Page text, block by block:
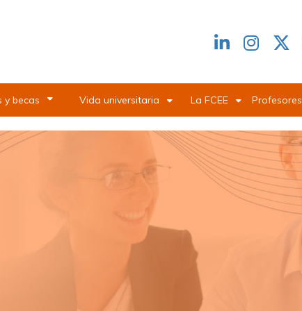
Redes
header
y becas Vida universitaria La FCEE Profesores